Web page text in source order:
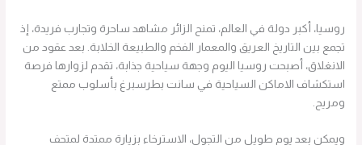
روسيا، أكبر دولة في العالم، تمنح الزائر مشاهد ساحرة وتجارب فريدة، إذ
تجمع بين التاريخ العريق والمعمار الفخم والطبيعة الخلابة. بعد عقود من
الانغلاق، أصبحت روسيا اليوم وجهة سياحية جذابة، تقدم لزوارها فرصة
استكشاف الاماكن السياحية في سانت بطرسبرغ بأسلوب ممتع
ومريح.
ويمكن بعد يوم طويل من التجول، الاسترخاء بزيارة ممتدة لمتحف